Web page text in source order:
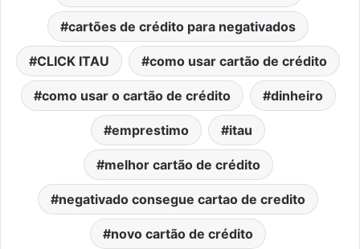
cartões de crédito para negativados
CLICK ITAU como usar cartão de crédito
como usar o cartão de crédito dinheiro
emprestimo itau
melhor cartão de crédito
negativado consegue cartao de credito
novo cartão de crédito